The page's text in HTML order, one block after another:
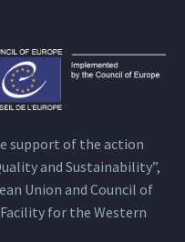
support of the action
and Sustainability”,
Union and Council of
for the Western